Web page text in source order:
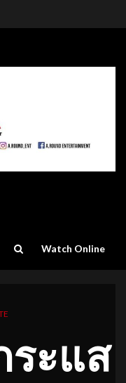
Watch Online
ระแส